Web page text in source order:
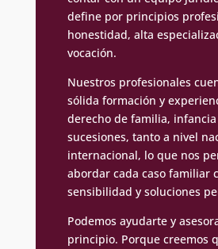
define por principios
honestidad, alta
vocación.
Nuestros profesionales
sólida formación y
derecho de familia, infancia
sucesiones, tanto a nivel
internacional, lo que nos
abordar cada caso familiar
sensibilidad y soluciones
Podemos ayudarte y
principio. Porque creemos